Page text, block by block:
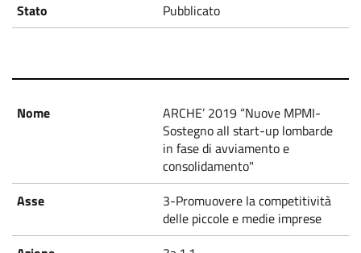
Pubblicato
ARCHE’ 2019 “Nuove MPMI-
Sostegno all start-up lombarde
in fase di avviamento e
consolidamento"
3-Promuovere la competitività
delle piccole e medie imprese